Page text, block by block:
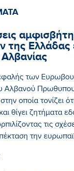
της Ελλάδας
των
Αλβανού
οποία τονίζει
θίγει ζητήματα
τις
την